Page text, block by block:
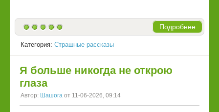
Подробнее
Категория: Страшные рассказы
Я больше никогда не открою
глаза
Автор: Шашога от 11-06-2026, 09:14